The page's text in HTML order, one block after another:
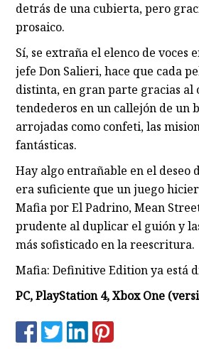
detrás de una cubierta, pero
prosaico.
Sí, se extraña el elenco de voces
jefe Don Salieri, hace que cada
distinta, en gran parte gracias al
tendederos en un callejón de un
arrojadas como confeti, las
fantásticas.
Hay algo entrañable en el deseo
era suficiente que un juego
Mafia por El Padrino, Mean
prudente al duplicar el guión y
más sofisticado en la reescritura.
Mafia: Definitive Edition ya está
PC, PlayStation 4, Xbox One